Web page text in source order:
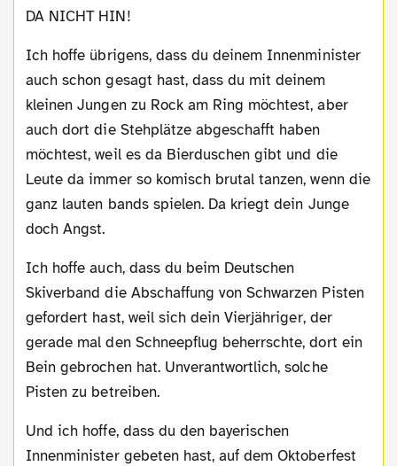
DA NICHT HIN!
Ich hoffe übrigens, dass du deinem Innenminister
auch schon gesagt hast, dass du mit deinem
kleinen Jungen zu Rock am Ring möchtest, aber
auch dort die Stehplätze abgeschafft haben
möchtest, weil es da Bierduschen gibt und die
Leute da immer so komisch brutal tanzen, wenn die
ganz lauten bands spielen. Da kriegt dein Junge
doch Angst.
Ich hoffe auch, dass du beim Deutschen
Skiverband die Abschaffung von Schwarzen Pisten
gefordert hast, weil sich dein Vierjähriger, der
gerade mal den Schneepflug beherrschte, dort ein
Bein gebrochen hat. Unverantwortlich, solche
Pisten zu betreiben.
Und ich hoffe, dass du den bayerischen
Innenminister gebeten hast, auf dem Oktoberfest